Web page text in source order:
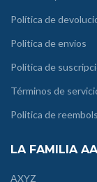
Política de
Politica de envios
Política de
Términos de
Politica de
LA FAMILIA
AXYZ